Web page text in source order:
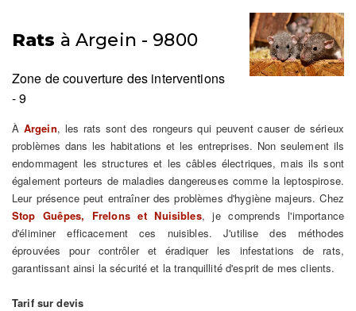
Rats à Argein - 9800
Zone de couverture des interventions
- 9
À Argein, les rats sont des rongeurs qui peuvent causer de sérieux
problèmes dans les habitations et les entreprises. Non seulement ils
endommagent les structures et les câbles électriques, mais ils sont
également porteurs de maladies dangereuses comme la leptospirose.
Leur présence peut entraîner des problèmes d'hygiène majeurs. Chez
Stop Guêpes, Frelons et Nuisibles, je comprends l'importance
d'éliminer efficacement ces nuisibles. J'utilise des méthodes
éprouvées pour contrôler et éradiquer les infestations de rats,
garantissant ainsi la sécurité et la tranquillité d'esprit de mes clients.
Tarif sur devis